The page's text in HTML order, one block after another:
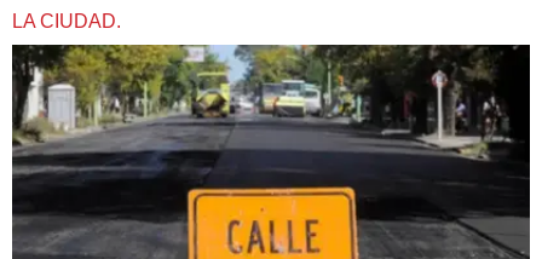
LA CIUDAD.